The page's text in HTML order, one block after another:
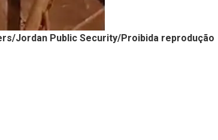
Jordan Public Security/Proibida reprodução